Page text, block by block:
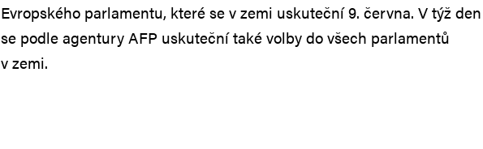
Evropského parlamentu, které se v zemi uskuteční 9. června. V týž den
se podle agentury AFP uskuteční také volby do všech parlamentů
v zemi.